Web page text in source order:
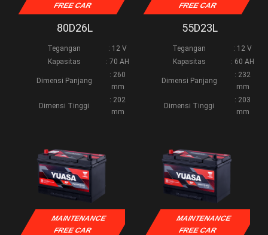
FREE CAR
80D26L
Tegangan
: 12 V
Kapasitas
: 70 AH
Dimensi Panjang
: 260
mm
Dimensi Tinggi
: 202
mm
FREE CAR
55D23L
Tegangan
: 12 V
Kapasitas
: 60 AH
Dimensi Panjang
: 232
mm
Dimensi Tinggi
: 203
mm
MAINTENANCE
FREE CAR
MAINTENANCE
FREE CAR